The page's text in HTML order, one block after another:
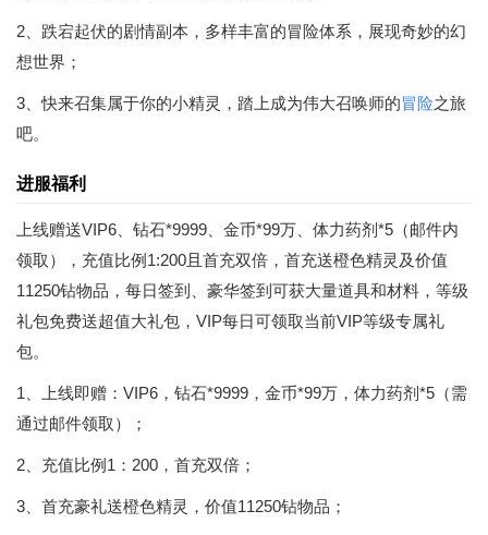
2、跌宕起伏的剧情副本，多样丰富的冒险体系，展现奇妙的幻
想世界；
3、快来召集属于你的小精灵，踏上成为伟大召唤师的冒险之旅
吧。
进服福利
上线赠送VIP6、钻石*9999、金币*99万、体力药剂*5（邮件内
领取），充值比例1:200且首充双倍，首充送橙色精灵及价值
11250钻物品，每日签到、豪华签到可获大量道具和材料，等级
礼包免费送超值大礼包，VIP每日可领取当前VIP等级专属礼
包。
1、上线即赠：VIP6，钻石*9999，金币*99万，体力药剂*5（需
通过邮件领取）；
2、充值比例1：200，首充双倍；
3、首充豪礼送橙色精灵，价值11250钻物品；